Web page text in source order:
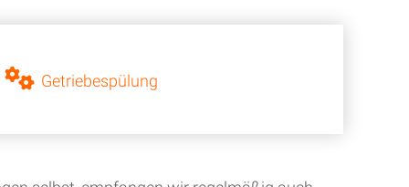
Getriebespülung